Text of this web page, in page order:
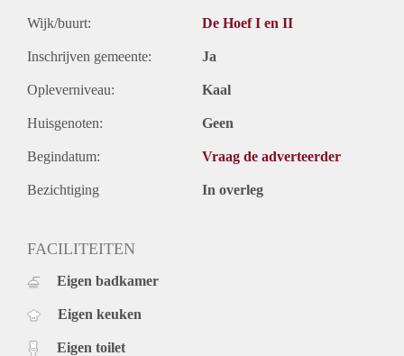
Wijk/buurt: De Hoef I en II
Inschrijven gemeente: Ja
Opleverniveau: Kaal
Huisgenoten: Geen
Begindatum: Vraag de adverteerder
Bezichtiging In overleg
FACILITEITEN
Eigen badkamer
Eigen keuken
Eigen toilet